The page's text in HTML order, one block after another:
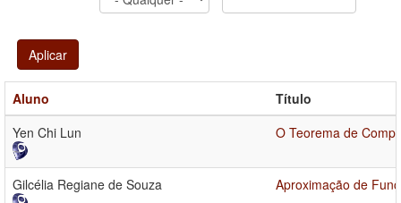
Aplicar
Aluno
Título
Yen Chi Lun
O Teorema de
Gilcélia Regiane de Souza Aproximação de